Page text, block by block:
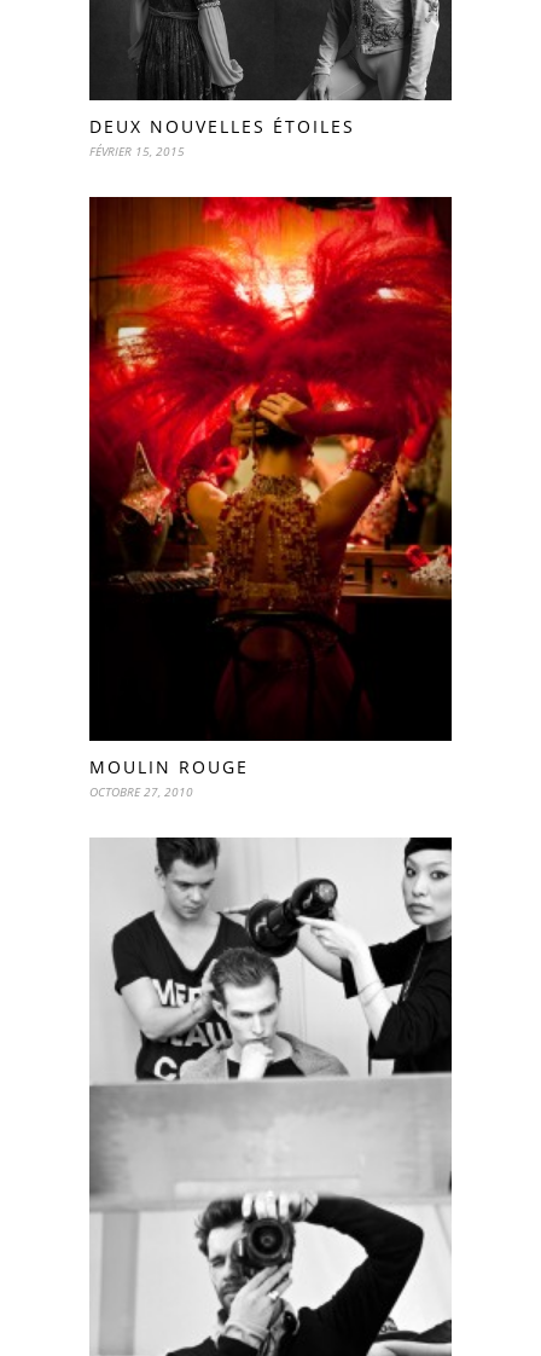
DEUX NOUVELLES ÉTOILES
FÉVRIER 15, 2015
MOULIN ROUGE
OCTOBRE 27, 2010